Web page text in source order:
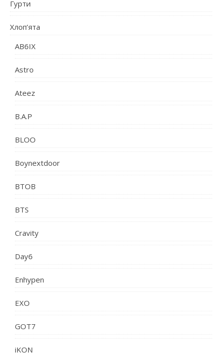
Гурти
Хлоп’ята
AB6IX
Astro
Ateez
B.A.P
BLOO
Boynextdoor
BTOB
BTS
Cravity
Day6
Enhypen
EXO
GOT7
iKON